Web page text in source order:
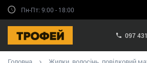
Пн-Пт: 9:00 - 18:00
097